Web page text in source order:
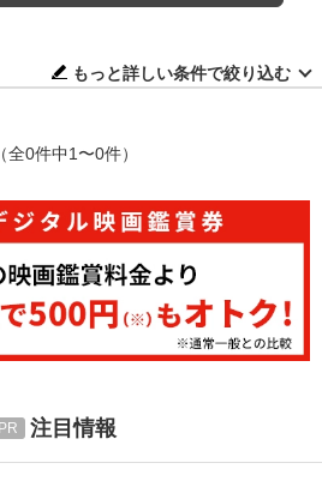
もっと詳しい条件で絞り込む
（全0件中1〜0件）
注目情報